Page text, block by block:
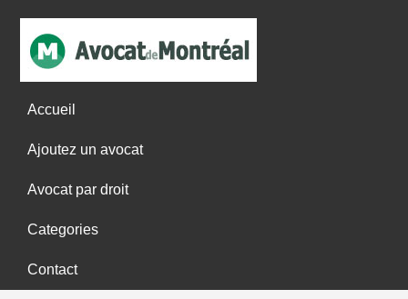
Accueil
Ajoutez un avocat
Avocat par droit
Categories
Contact